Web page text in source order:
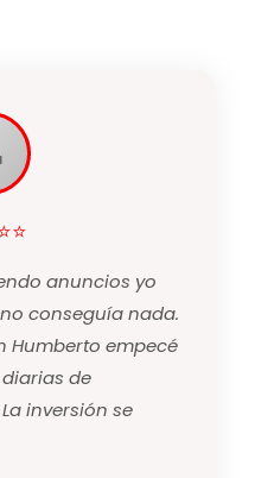
anuncios yo
conseguía nada.
Humberto empecé
de
inversión se